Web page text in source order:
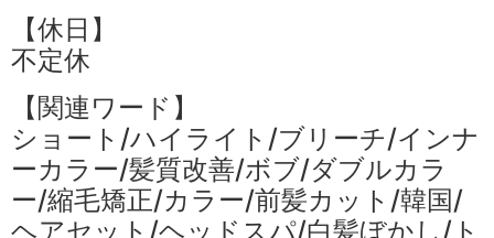
【休日】
不定休
【関連ワード】
ショート/ハイライト/ブリーチ/インナ
ーカラー/髪質改善/ボブ/ダブルカラ
ー/縮毛矯正/カラー/前髪カット/韓国/
ヘアセット/ヘッドスパ/白髪ぼかし/ト